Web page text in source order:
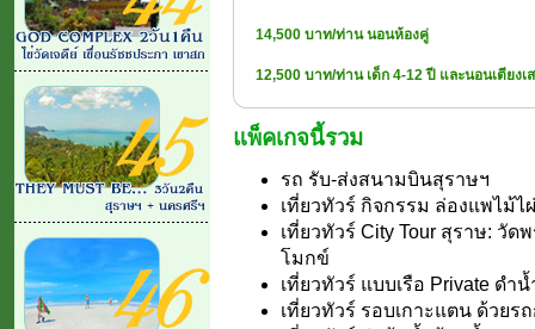
14,500 บาท/ท่าน นอนห้องคู่
12,500 บาท/ท่าน เด็ก 4-12 ปี และนอนเตียงเ
แพ็คเกจนี้รวม
รถ รับ-ส่งสนามบินสุราษฯ
เที่ยวทัวร์ กิจกรรม ล่องแพไม้ไ
เที่ยวทัวร์ City Tour สุราษ: วั
โมกข์
เที่ยวทัวร์ แบบเรือ Private ดำ
เที่ยวทัวร์ รอบเกาะแตน ด้วยร